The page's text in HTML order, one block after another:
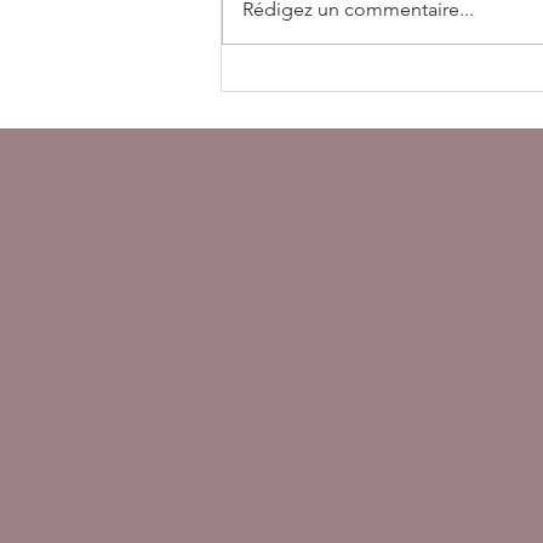
Rédigez un commentaire...